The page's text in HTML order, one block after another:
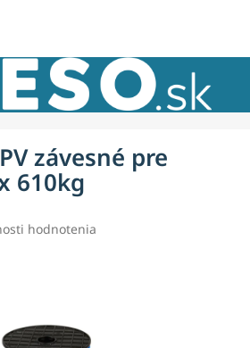
závesné pre
610kg
hodnotenia